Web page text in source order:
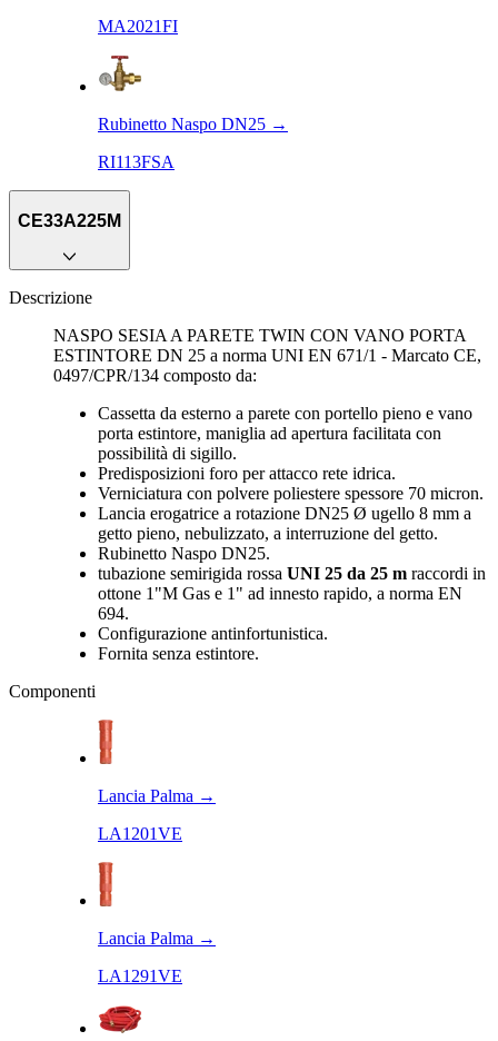
MA2021FI
Rubinetto Naspo DN25 →
RI113FSA
CE33A225M
Descrizione
NASPO SESIA A PARETE TWIN CON VANO PORTA
ESTINTORE DN 25 a norma UNI EN 671/1 - Marcato CE,
0497/CPR/134 composto da:
Cassetta da esterno a parete con portello pieno e vano
porta estintore, maniglia ad apertura facilitata con
possibilità di sigillo.
Predisposizioni foro per attacco rete idrica.
Verniciatura con polvere poliestere spessore 70 micron.
Lancia erogatrice a rotazione DN25 Ø ugello 8 mm a
getto pieno, nebulizzato, a interruzione del getto.
Rubinetto Naspo DN25.
tubazione semirigida rossa UNI 25 da 25 m raccordi in
ottone 1"M Gas e 1" ad innesto rapido, a norma EN
694.
Configurazione antinfortunistica.
Fornita senza estintore.
Componenti
Lancia Palma →
LA1201VE
Lancia Palma →
LA1291VE